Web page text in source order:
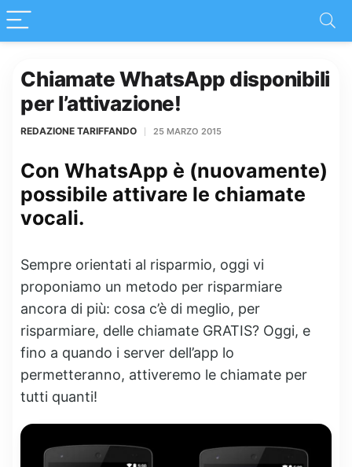
Chiamate WhatsApp disponibili
per l’attivazione!
REDAZIONE TARIFFANDO 25 MARZO 2015
Con WhatsApp è (nuovamente)
possibile attivare le chiamate
vocali.
Sempre orientati al risparmio, oggi vi
proponiamo un metodo per risparmiare
ancora di più: cosa c’è di meglio, per
risparmiare, delle chiamate GRATIS? Oggi, e
fino a quando i server dell’app lo
permetteranno, attiveremo le chiamate per
tutti quanti!